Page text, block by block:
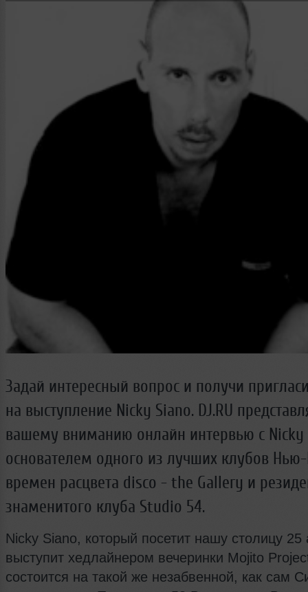
Задай интересный вопрос и получи
на выступление Nicky Siano. DJ.RU
вашему вниманию онлайн интервью с Nicky
основателем одного из лучших клубов
времен расцвета disco - the Gallery и
знаменитого клуба Studio 54.
Nicky Siano, который посетит нашу столицу 25
выступит хедлайнером вечеринки Mojito
состоится на такой же незабвенной, как сам